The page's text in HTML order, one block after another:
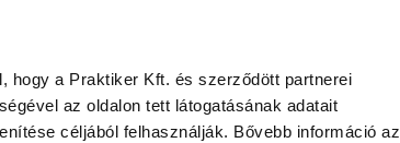
hogy a Praktiker Kft. és szerződött partnerei
az oldalon tett látogatásának adatait
céljából felhasználják. Bővebb információ az